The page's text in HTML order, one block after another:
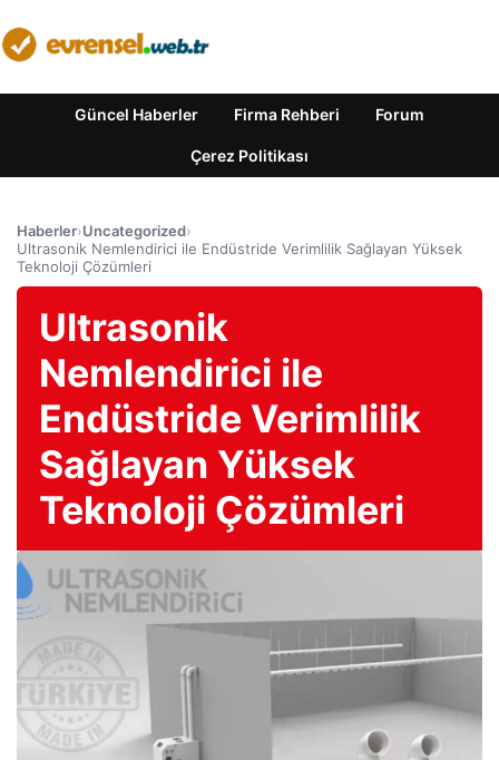
Güncel Haberler Firma Rehberi Forum
Çerez Politikası
Haberler›Uncategorized›
Ultrasonik Nemlendirici ile Endüstride Verimlilik Sağlayan Yüksek
Teknoloji Çözümleri
Ultrasonik
Nemlendirici ile
Endüstride Verimlilik
Sağlayan Yüksek
Teknoloji Çözümleri